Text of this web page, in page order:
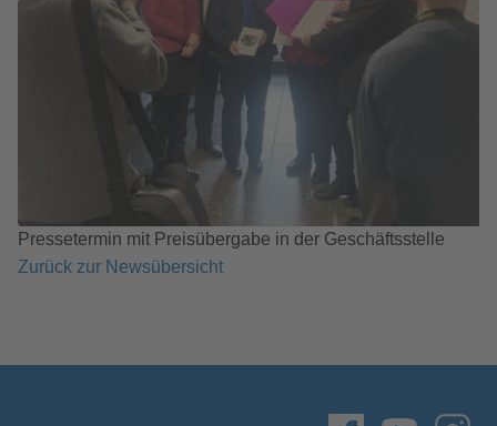
Pressetermin mit Preisübergabe in der Geschäftsstelle
Zurück zur Newsübersicht